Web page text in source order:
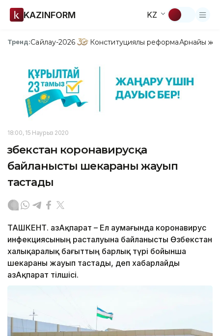
KAZINFORM KZ
Тренд:Сайлау-2026 Конституциялық реформаАрнайы
18:00, 15 Наурыз 2020
Өзбекстан коронавирусқа
байланысты шекараны жауып
тастады
ТАШКЕНТ. ҚазАқпарат – Ел аумағында коронавирус
инфекциясының расталуына байланысты Өзбекстан
халықаралық бағыттың барлық түрі бойынша
шекараны жауып тастады, деп хабарлайды
ҚазАқпарат тілшісі.